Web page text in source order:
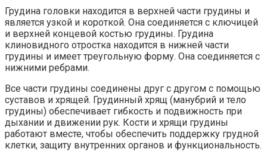
Грудина головки находится в верхней части грудины и
является узкой и короткой. Она соединяется с ключицей
и верхней концевой костью грудины. Грудина
клиновидного отростка находится в нижней части
грудины и имеет треугольную форму. Она соединяется с
нижними ребрами.
Все части грудины соединены друг с другом с помощью
суставов и хрящей. Грудинный хрящ (манубрий и тело
грудины) обеспечивает гибкость и подвижность при
дыхании и движении рук. Кости и хрящи грудины
работают вместе, чтобы обеспечить поддержку грудной
клетки, защиту внутренних органов и функциональность.